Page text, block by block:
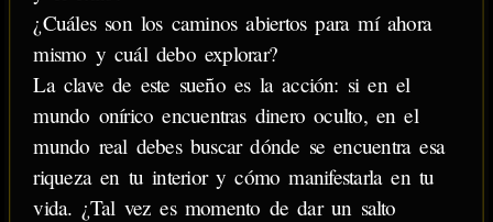
¿Cuáles son los caminos abiertos para mí ahora
mismo y cuál debo explorar?
La clave de este sueño es la acción: si en el
mundo onírico encuentras dinero oculto, en el
mundo real debes buscar dónde se encuentra esa
riqueza en tu interior y cómo manifestarla en tu
vida. ¿Tal vez es momento de dar un salto